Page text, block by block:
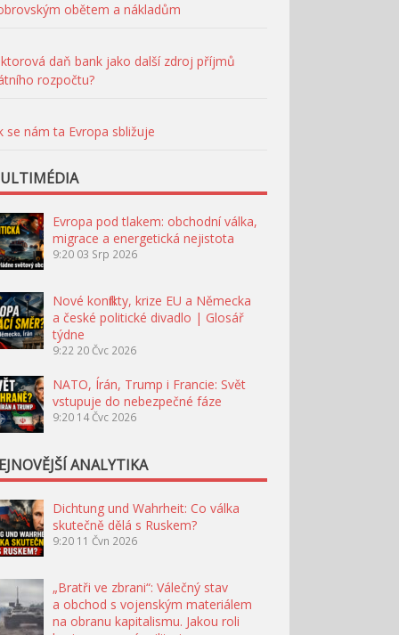
obětem a nákladům
daň bank jako další zdroj příjmů
rozpočtu?
se nám ta Evropa sbližuje
Evropa pod tlakem: obchodní válka,
migrace a energetická nejistota
9:20 03 Srp 2026
Nové konflikty, krize EU a Německa
a české politické divadlo | Glosář
týdne
9:22 20 Čvc 2026
NATO, Írán, Trump i Francie: Svět
vstupuje do nebezpečné fáze
9:20 14 Čvc 2026
ANALYTIKA
Dichtung und Wahrheit: Co válka
skutečně dělá s Ruskem?
9:20 11 Čvn 2026
„Bratři ve zbrani“: Válečný stav
a obchod s vojenským materiálem
na obranu kapitalismu. Jakou roli